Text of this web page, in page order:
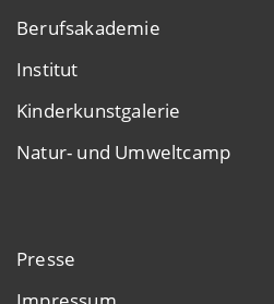
Berufsakademie
Institut
Kinderkunstgalerie
Natur- und Umweltcamp
Presse